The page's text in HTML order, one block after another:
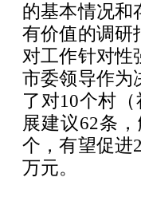
的基本情况和
有价值的调研
对工作针对性
市委领导作为
了对10个村
展建议62条
个，有望促进
万元。